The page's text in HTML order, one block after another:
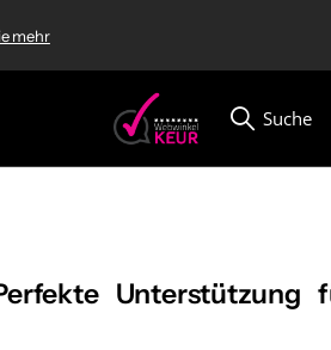
mehr
Suche
Unterstützung